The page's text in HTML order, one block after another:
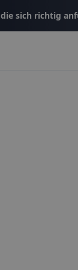
die sich richtig